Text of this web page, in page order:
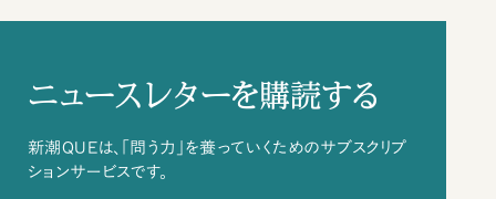
ニュースレターを購読する
新潮QUEは、「問う力」を養っていくためのサブスクリプ
ションサービスです。